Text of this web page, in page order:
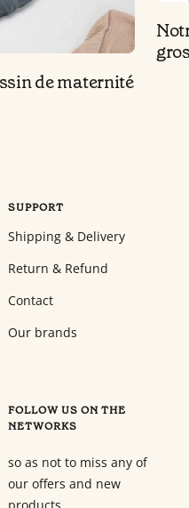
de maternité
SUPPORT
Shipping & Delivery
Return & Refund
Contact
Our brands
FOLLOW US ON THE
NETWORKS
so as not to miss any of
our offers and new